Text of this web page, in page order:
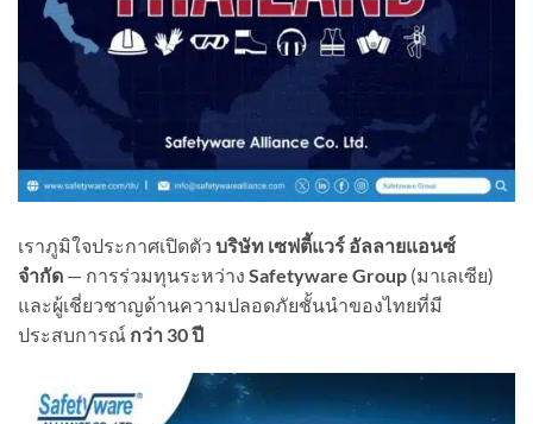
เราภูมิใจประกาศเปิดตัว บริษัท เซฟตี้แวร์ อัลลายแอนซ์
จำกัด — การร่วมทุนระหว่าง Safetyware Group (มาเลเซีย)
และผู้เชี่ยวชาญด้านความปลอดภัยชั้นนำของไทยที่มี
ประสบการณ์ กว่า 30 ปี